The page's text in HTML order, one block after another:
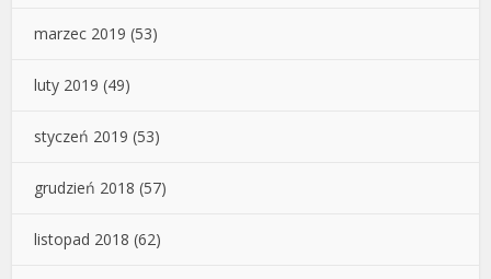
marzec 2019 (53)
luty 2019 (49)
styczeń 2019 (53)
grudzień 2018 (57)
listopad 2018 (62)